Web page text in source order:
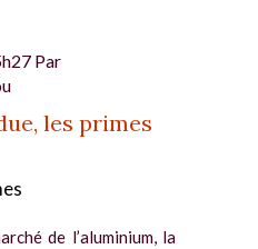
Par
les primes
de l’aluminium, la